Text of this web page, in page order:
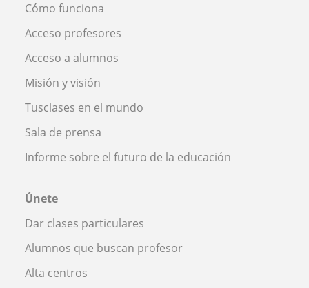
Cómo funciona
Acceso profesores
Acceso a alumnos
Misión y visión
Tusclases en el mundo
Sala de prensa
Informe sobre el futuro de la educación
Únete
Dar clases particulares
Alumnos que buscan profesor
Alta centros